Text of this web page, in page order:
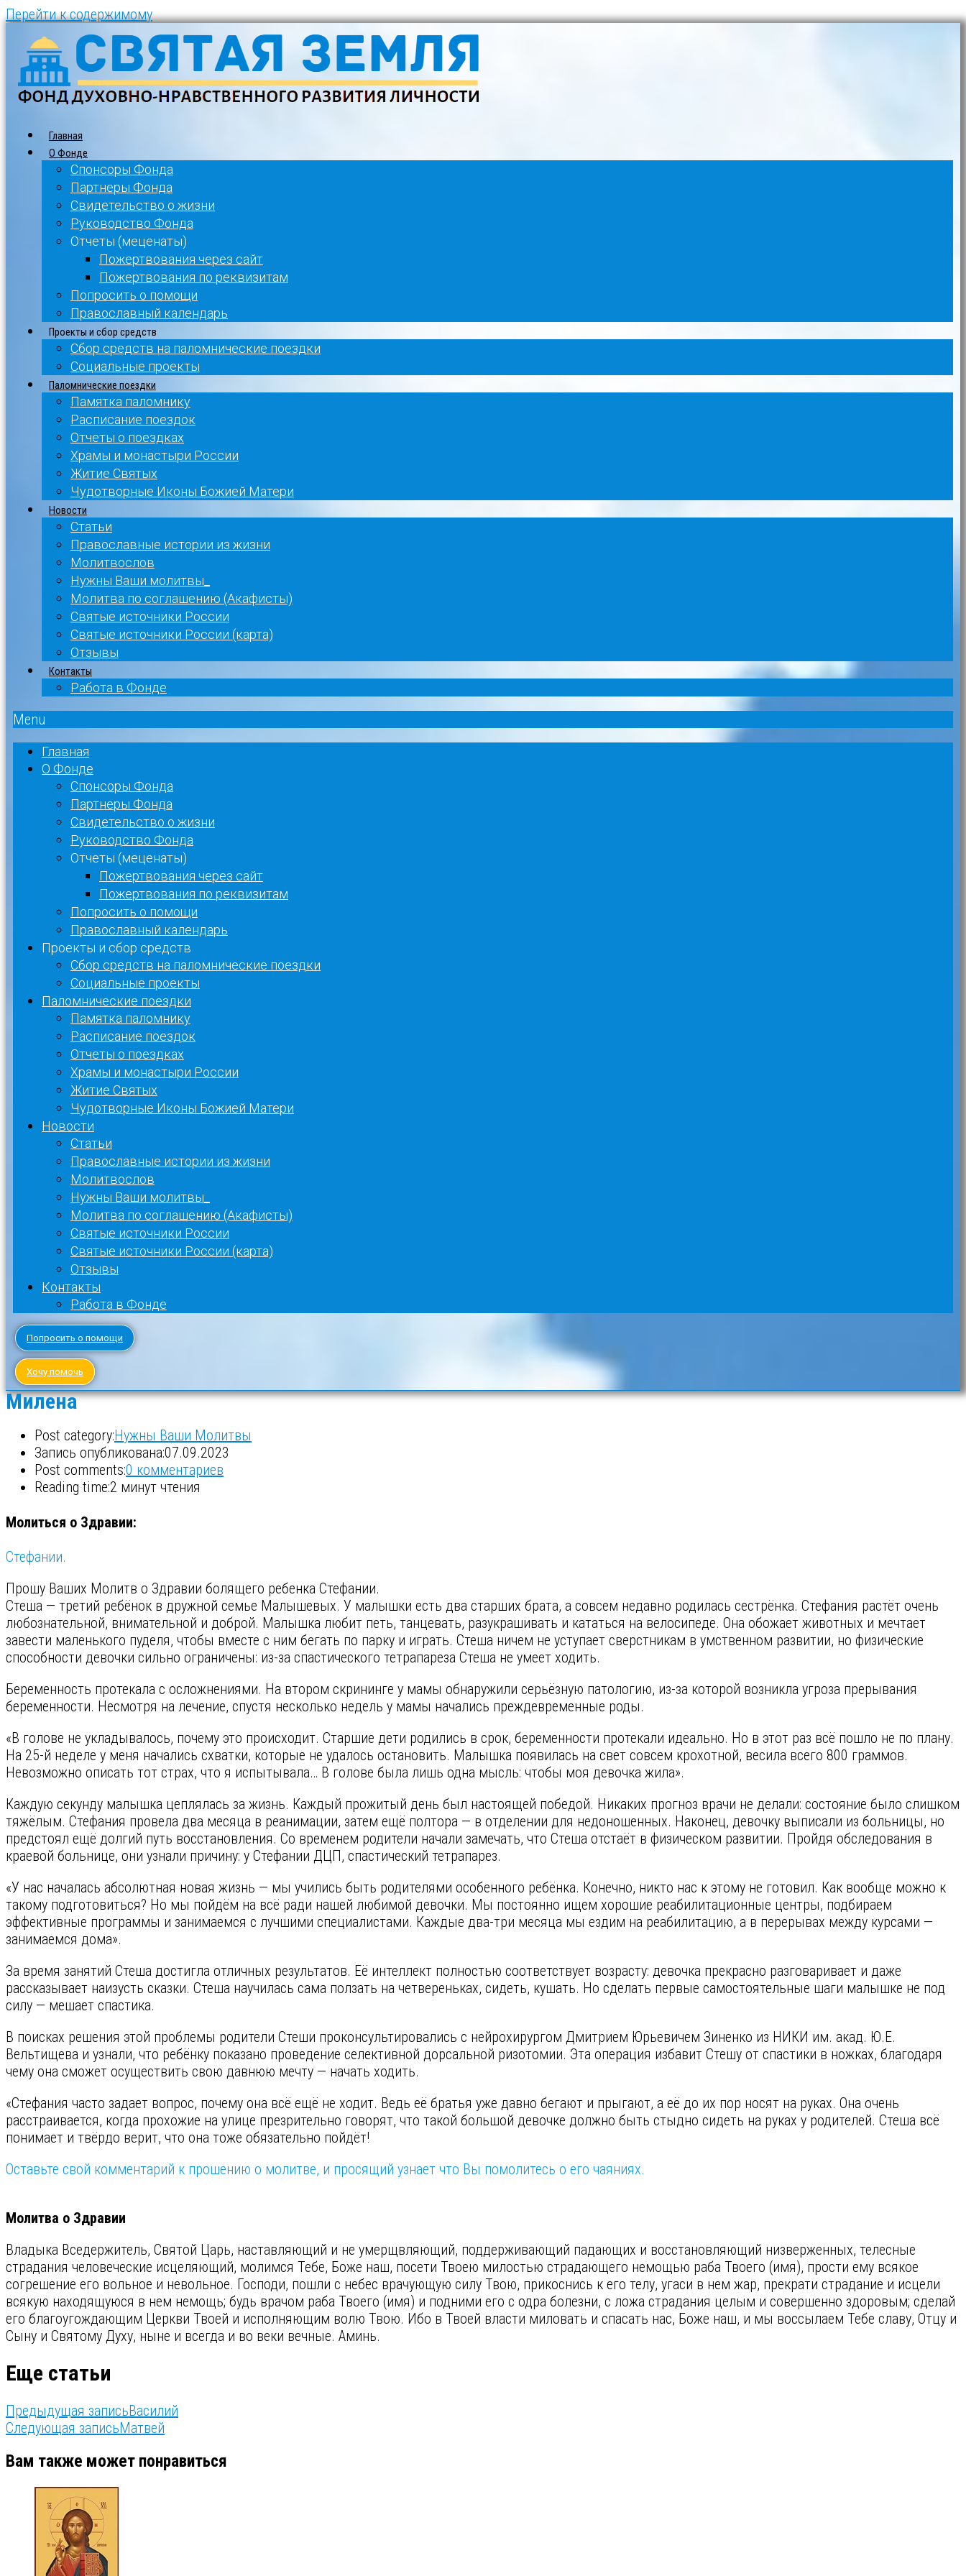
Перейти к содержимому
Главная
О Фонде
Спонсоры Фонда
Партнеры Фонда
Свидетельство о жизни
Руководство Фонда
Отчеты (меценаты)
Пожертвования через сайт
Пожертвования по реквизитам
Попросить о помощи
Православный календарь
Проекты и сбор средств
Сбор средств на паломнические поездки
Социальные проекты
Паломнические поездки
Памятка паломнику
Расписание поездок
Отчеты о поездках
Храмы и монастыри России
Житие Святых
Чудотворные Иконы Божией Матери
Новости
Статьи
Православные истории из жизни
Молитвослов
Нужны Ваши молитвы_
Молитва по соглашению (Акафисты)
Святые источники России
Святые источники России (карта)
Отзывы
Контакты
Работа в Фонде
Menu
Главная
О Фонде
Спонсоры Фонда
Партнеры Фонда
Свидетельство о жизни
Руководство Фонда
Отчеты (меценаты)
Пожертвования через сайт
Пожертвования по реквизитам
Попросить о помощи
Православный календарь
Проекты и сбор средств
Сбор средств на паломнические поездки
Социальные проекты
Паломнические поездки
Памятка паломнику
Расписание поездок
Отчеты о поездках
Храмы и монастыри России
Житие Святых
Чудотворные Иконы Божией Матери
Новости
Статьи
Православные истории из жизни
Молитвослов
Нужны Ваши молитвы_
Молитва по соглашению (Акафисты)
Святые источники России
Святые источники России (карта)
Отзывы
Контакты
Работа в Фонде
Попросить о помощи
Хочу помочь
Милена
Post category:Нужны Ваши Молитвы
Запись опубликована:07.09.2023
Post comments:0 комментариев
Reading time:2 минут чтения
Молиться о Здравии:
Стефании.
Прошу Ваших Молитв о Здравии болящего ребенка Стефании.
Стеша — третий ребёнок в дружной семье Малышевых. У малышки есть два старших брата, а совсем недавно родилась сестрёнка. Стефания растёт очень
любознательной, внимательной и доброй. Малышка любит петь, танцевать, разукрашивать и кататься на велосипеде. Она обожает животных и мечтает
завести маленького пуделя, чтобы вместе с ним бегать по парку и играть. Стеша ничем не уступает сверстникам в умственном развитии, но физические
способности девочки сильно ограничены: из-за спастического тетрапареза Стеша не умеет ходить.
Беременность протекала с осложнениями. На втором скрининге у мамы обнаружили серьёзную патологию, из-за которой возникла угроза прерывания
беременности. Несмотря на лечение, спустя несколько недель у мамы начались преждевременные роды.
«В голове не укладывалось, почему это происходит. Старшие дети родились в срок, беременности протекали идеально. Но в этот раз всё пошло не по плану.
На 25-й неделе у меня начались схватки, которые не удалось остановить. Малышка появилась на свет совсем крохотной, весила всего 800 граммов.
Невозможно описать тот страх, что я испытывала… В голове была лишь одна мысль: чтобы моя девочка жила».
Каждую секунду малышка цеплялась за жизнь. Каждый прожитый день был настоящей победой. Никаких прогноз врачи не делали: состояние было слишком
тяжёлым. Стефания провела два месяца в реанимации, затем ещё полтора — в отделении для недоношенных. Наконец, девочку выписали из больницы, но
предстоял ещё долгий путь восстановления. Со временем родители начали замечать, что Стеша отстаёт в физическом развитии. Пройдя обследования в
краевой больнице, они узнали причину: у Стефании ДЦП, спастический тетрапарез.
«У нас началась абсолютная новая жизнь — мы учились быть родителями особенного ребёнка. Конечно, никто нас к этому не готовил. Как вообще можно к
такому подготовиться? Но мы пойдём на всё ради нашей любимой девочки. Мы постоянно ищем хорошие реабилитационные центры, подбираем
эффективные программы и занимаемся с лучшими специалистами. Каждые два-три месяца мы ездим на реабилитацию, а в перерывах между курсами —
занимаемся дома».
За время занятий Стеша достигла отличных результатов. Её интеллект полностью соответствует возрасту: девочка прекрасно разговаривает и даже
рассказывает наизусть сказки. Стеша научилась сама ползать на четвереньках, сидеть, кушать. Но сделать первые самостоятельные шаги малышке не под
силу — мешает спастика.
В поисках решения этой проблемы родители Стеши проконсультировались с нейрохирургом Дмитрием Юрьевичем Зиненко из НИКИ им. акад. Ю.Е.
Вельтищева и узнали, что ребёнку показано проведение селективной дорсальной ризотомии. Эта операция избавит Стешу от спастики в ножках, благодаря
чему она сможет осуществить свою давнюю мечту — начать ходить.
«Стефания часто задает вопрос, почему она всё ещё не ходит. Ведь её братья уже давно бегают и прыгают, а её до их пор носят на руках. Она очень
расстраивается, когда прохожие на улице презрительно говорят, что такой большой девочке должно быть стыдно сидеть на руках у родителей. Стеша всё
понимает и твёрдо верит, что она тоже обязательно пойдёт!
Оставьте свой комментарий к прошению о молитве, и просящий узнает что Вы помолитесь о его чаяниях.
Молитва о Здравии
Владыка Вседержитель, Святой Царь, наставляющий и не умерщвляющий, поддерживающий падающих и восстановляющий низверженных, телесные
страдания человеческие исцеляющий, молимся Тебе, Боже наш, посети Твоею милостью страдающего немощью раба Твоего (имя), прости ему всякое
согрешение его вольное и невольное. Господи, пошли с небес врачующую силу Твою, прикоснись к его телу, угаси в нем жар, прекрати страдание и исцели
всякую находящуюся в нем немощь; будь врачом раба Твоего (имя) и подними его с одра болезни, с ложа страдания целым и совершенно здоровым; сделай
его благоугождающим Церкви Твоей и исполняющим волю Твою. Ибо в Твоей власти миловать и спасать нас, Боже наш, и мы воссылаем Тебе славу, Отцу и
Сыну и Святому Духу, ныне и всегда и во веки вечные. Аминь.
Еще статьи
Предыдущая записьВасилий
Следующая записьМатвей
Вам также может понравиться